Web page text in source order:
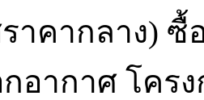
าคากลาง) ซื้
อากาศ โคร